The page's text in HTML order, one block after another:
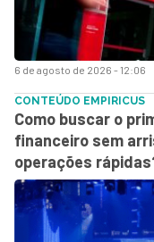
6 de agosto de 2026 - 12:06
CONTEÚDO EMPIRICUS
Como buscar o
financeiro sem
operações